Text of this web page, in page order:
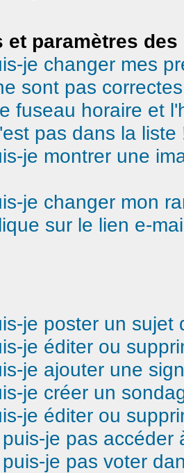
et paramètres
je changer mes
sont pas
fuseau horaire et
pas dans la liste
je montrer une
je changer mon
sur le lien e-
je poster un sujet
je éditer ou
je ajouter une
je créer un
je éditer ou
je pas accéder
je pas voter